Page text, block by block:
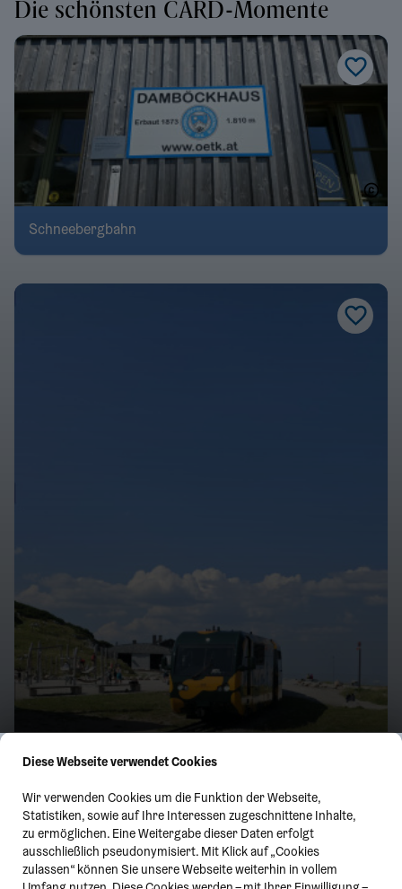
Diese Webseite verwendet Cookies
Wir verwenden Cookies um die Funktion der Webseite,
Statistiken, sowie auf Ihre Interessen zugeschnittene Inhalte,
zu ermöglichen. Eine Weitergabe dieser Daten erfolgt
ausschließlich pseudonymisiert. Mit Klick auf „Cookies
zulassen“ können Sie unsere Webseite weiterhin in vollem
Die schönsten CARD-Momente
Schneebergbahn